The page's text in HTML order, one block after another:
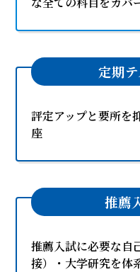
定期
評定アップと要所を
座
推薦
推薦入試に必要な自
接）・大学研究を体